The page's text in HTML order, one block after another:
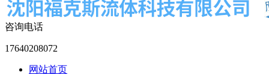
咨询电话
17640208072
网站首页